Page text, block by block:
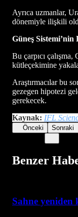
Ayrıca uzmanlar,
dönemiyle ilişkili
Güneş
Bu çarpıcı
kütleçekimine
Araştırmacılar bu
gezegen hipotezi
gerekecek.
Kaynak: IFL
Önceki Sonraki
Benzer
Sahne